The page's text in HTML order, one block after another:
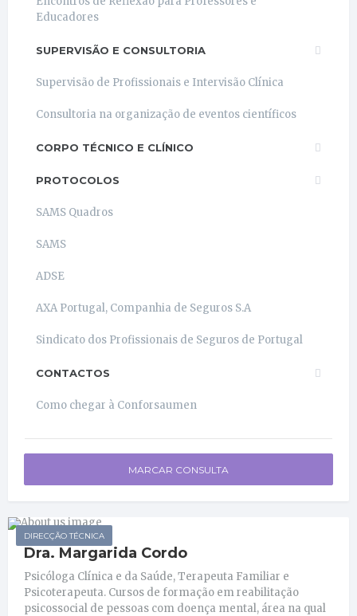
Educadores
SUPERVISÃO E CONSULTORIA
Supervisão de Profissionais e Intervisão Clínica
Consultoria na organização de eventos científicos
CORPO TÉCNICO E CLÍNICO
PROTOCOLOS
SAMS Quadros
SAMS
ADSE
AXA Portugal, Companhia de Seguros S.A
Sindicato dos Profissionais de Seguros de Portugal
CONTACTOS
Como chegar à Conforsaumen
MARCAR CONSULTA
DIRECÇÃO TÉCNICA
Dra. Margarida Cordo
Psicóloga Clínica e da Saúde, Terapeuta Familiar e
Psicoterapeuta. Cursos de formação em reabilitação
psicossocial de pessoas com doença mental, área na qual